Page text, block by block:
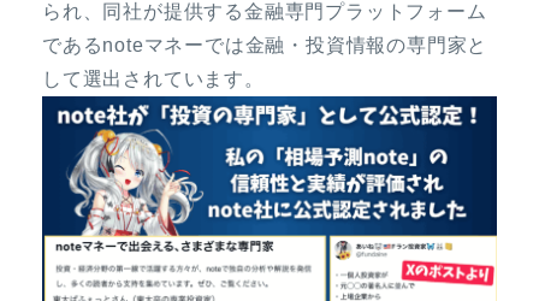
られ、同社が提供する金融専門プラットフォーム
であるnoteマネーでは金融・投資情報の専門家と
して選出されています。